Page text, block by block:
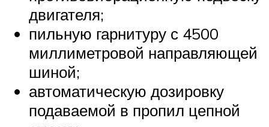
двигателя;
пильную гарнитуру с 4500
миллиметровой направляющей
шиной;
автоматическую дозировку
подаваемой в пропил цепной